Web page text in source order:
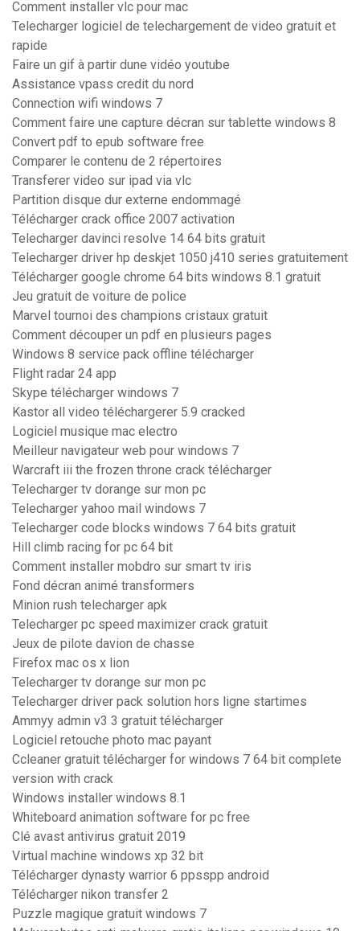
Comment installer vlc pour mac
Telecharger logiciel de telechargement de video gratuit et
rapide
Faire un gif à partir dune vidéo youtube
Assistance vpass credit du nord
Connection wifi windows 7
Comment faire une capture décran sur tablette windows 8
Convert pdf to epub software free
Comparer le contenu de 2 répertoires
Transferer video sur ipad via vlc
Partition disque dur externe endommagé
Télécharger crack office 2007 activation
Telecharger davinci resolve 14 64 bits gratuit
Telecharger driver hp deskjet 1050 j410 series gratuitement
Télécharger google chrome 64 bits windows 8.1 gratuit
Jeu gratuit de voiture de police
Marvel tournoi des champions cristaux gratuit
Comment découper un pdf en plusieurs pages
Windows 8 service pack offline télécharger
Flight radar 24 app
Skype télécharger windows 7
Kastor all video téléchargerer 5.9 cracked
Logiciel musique mac electro
Meilleur navigateur web pour windows 7
Warcraft iii the frozen throne crack télécharger
Telecharger tv dorange sur mon pc
Telecharger yahoo mail windows 7
Telecharger code blocks windows 7 64 bits gratuit
Hill climb racing for pc 64 bit
Comment installer mobdro sur smart tv iris
Fond décran animé transformers
Minion rush telecharger apk
Telecharger pc speed maximizer crack gratuit
Jeux de pilote davion de chasse
Firefox mac os x lion
Telecharger tv dorange sur mon pc
Telecharger driver pack solution hors ligne startimes
Ammyy admin v3 3 gratuit télécharger
Logiciel retouche photo mac payant
Ccleaner gratuit télécharger for windows 7 64 bit complete
version with crack
Windows installer windows 8.1
Whiteboard animation software for pc free
Clé avast antivirus gratuit 2019
Virtual machine windows xp 32 bit
Télécharger dynasty warrior 6 ppsspp android
Télécharger nikon transfer 2
Puzzle magique gratuit windows 7